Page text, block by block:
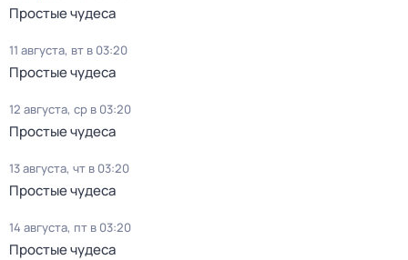
Простые чудеса
11 августа, вт в 03:20
Простые чудеса
12 августа, ср в 03:20
Простые чудеса
13 августа, чт в 03:20
Простые чудеса
14 августа, пт в 03:20
Простые чудеса